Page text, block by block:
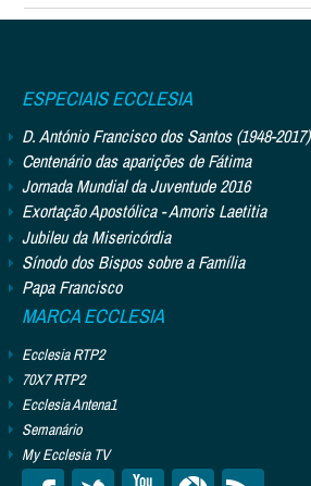
ESPECIAIS ECCLESIA
D. António Francisco dos Santos (1948-2017)
Centenário das aparições de Fátima
Jornada Mundial da Juventude 2016
Exortação Apostólica - Amoris Laetitia
Jubileu da Misericórdia
Sínodo dos Bispos sobre a Família
Papa Francisco
MARCA ECCLESIA
Ecclesia RTP2
70X7 RTP2
Ecclesia Antena1
Semanário
My Ecclesia TV